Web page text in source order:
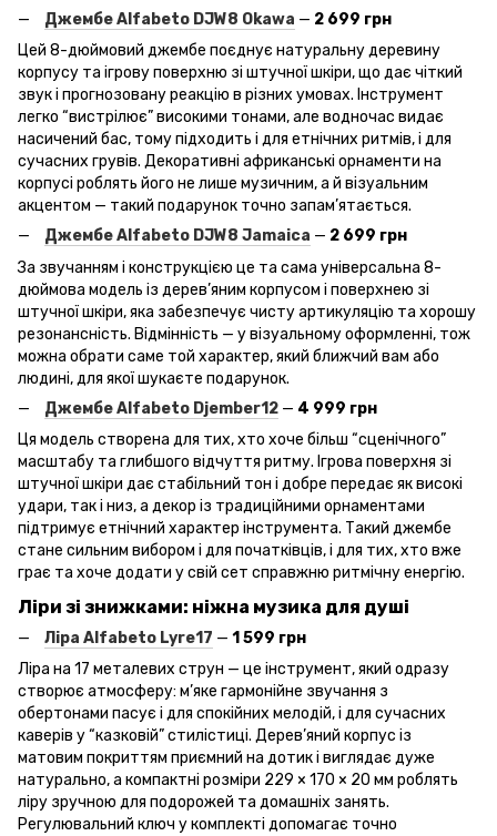
Джембе Alfabeto DJW8 Okawa — 2 699 грн
Цей 8-дюймовий джембе поєднує натуральну деревину
корпусу та ігрову поверхню зі штучної шкіри, що дає чіткий
звук і прогнозовану реакцію в різних умовах. Інструмент
легко “вистрілює” високими тонами, але водночас видає
насичений бас, тому підходить і для етнічних ритмів, і для
сучасних грувів. Декоративні африканські орнаменти на
корпусі роблять його не лише музичним, а й візуальним
акцентом — такий подарунок точно запам’ятається.
Джембе Alfabeto DJW8 Jamaica — 2 699 грн
За звучанням і конструкцією це та сама універсальна 8-
дюймова модель із дерев’яним корпусом і поверхнею зі
штучної шкіри, яка забезпечує чисту артикуляцію та хорошу
резонансність. Відмінність — у візуальному оформленні, тож
можна обрати саме той характер, який ближчий вам або
людині, для якої шукаєте подарунок.
Джембе Alfabeto Djember12 — 4 999 грн
Ця модель створена для тих, хто хоче більш “сценічного”
масштабу та глибшого відчуття ритму. Ігрова поверхня зі
штучної шкіри дає стабільний тон і добре передає як високі
удари, так і низ, а декор із традиційними орнаментами
підтримує етнічний характер інструмента. Такий джембе
стане сильним вибором і для початківців, і для тих, хто вже
грає та хоче додати у свій сет справжню ритмічну енергію.
Ліри зі знижками: ніжна музика для душі
Ліра Alfabeto Lyre17 — 1 599 грн
Ліра на 17 металевих струн — це інструмент, який одразу
створює атмосферу: м’яке гармонійне звучання з
обертонами пасує і для спокійних мелодій, і для сучасних
каверів у “казковій” стилістиці. Дерев’яний корпус із
матовим покриттям приємний на дотик і виглядає дуже
натурально, а компактні розміри 229 × 170 × 20 мм роблять
ліру зручною для подорожей та домашніх занять.
Регулювальний ключ у комплекті допомагає точно